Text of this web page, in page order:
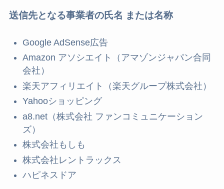
送信先となる事業者の氏名 または名称
Google AdSense広告
Amazon アソシエイト（アマゾンジャパン合同
会社）
楽天アフィリエイト（楽天グループ株式会社）
Yahooショッピング
a8.net（株式会社 ファンコミュニケーション
ズ）
株式会社もしも
株式会社レントラックス
ハピネスドア